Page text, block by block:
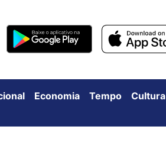
Economia Tempo Cultura